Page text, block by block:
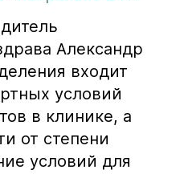
Александр
входит
условий
в клинике, а
от степени
условий для